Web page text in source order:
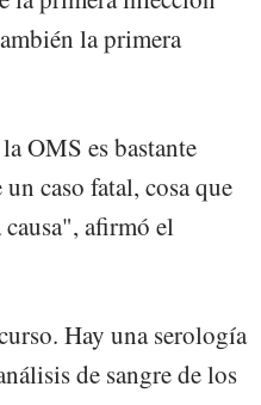
la primera
OMS es bastante
caso fatal, cosa que
afirmó el
Hay una serología
de sangre de los